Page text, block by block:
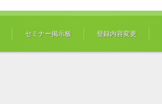
セミナー掲示板 登録内容変更